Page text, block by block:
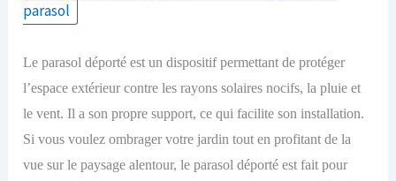
parasol
Le parasol déporté est un dispositif permettant de protéger
l’espace extérieur contre les rayons solaires nocifs, la pluie et
le vent. Il a son propre support, ce qui facilite son installation.
Si vous voulez ombrager votre jardin tout en profitant de la
vue sur le paysage alentour, le parasol déporté est fait pour